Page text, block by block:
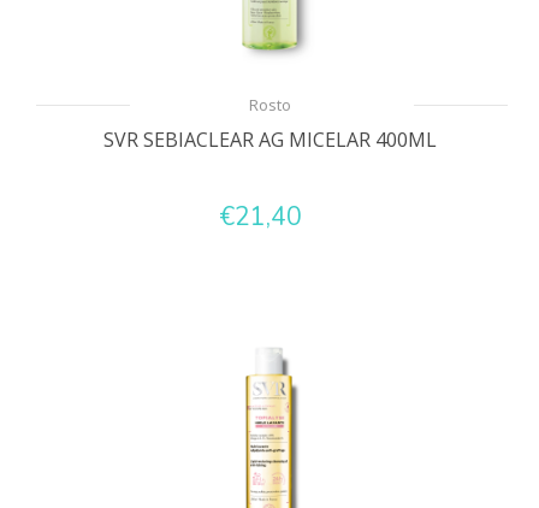
Rosto
SVR SEBIACLEAR AG MICELAR 400ML
€21,40